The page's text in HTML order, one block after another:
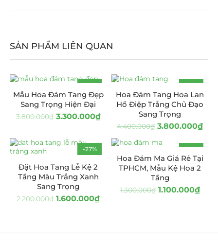
SẢN PHẨM LIÊN QUAN
-13%
Mẫu Hoa Đám Tang Đẹp
Sang Trọng Hiện Đại
3.800.000₫ 3.300.000₫
-14%
Hoa Đám Tang Hoa Lan
Hồ Điệp Trắng Chủ Đạo
Sang Trọng
4.400.000₫ 3.800.000₫
-27%
Đặt Hoa Tang Lễ Kệ 2
Tầng Màu Trắng Xanh
Sang Trọng
2.200.000₫ 1.600.000₫
-15%
Hoa Đám Ma Giá Rẻ Tại
TPHCM, Mẫu Kệ Hoa 2
Tầng
1.300.000₫ 1.100.000₫